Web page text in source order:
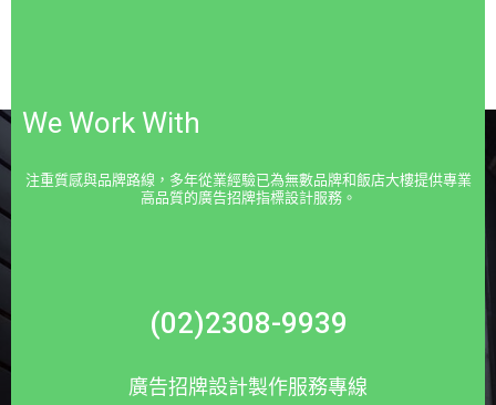
We Work With
注重質感與品牌路線，多年從業經驗已為無數品牌和飯店大樓提供專業
高品質的廣告招牌指標設計服務。
(02)2308-9939
廣告招牌設計製作服務專線